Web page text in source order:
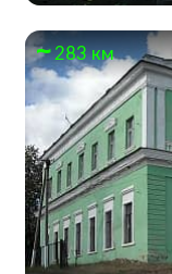
283 км